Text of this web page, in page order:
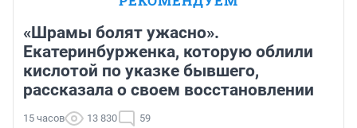
«Шрамы болят ужасно».
Екатеринбурженка, которую облили
кислотой по указке бывшего,
рассказала о своем восстановлении
15 часов 13 830 59